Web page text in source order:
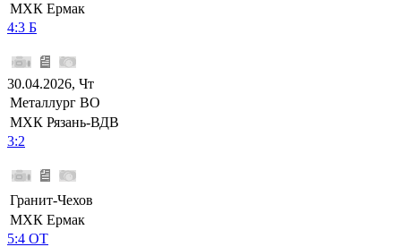
МХК Ермак
4:3 Б
30.04.2026, Чт
Металлург ВО
МХК Рязань-ВДВ
3:2
Гранит-Чехов
МХК Ермак
5:4 ОТ